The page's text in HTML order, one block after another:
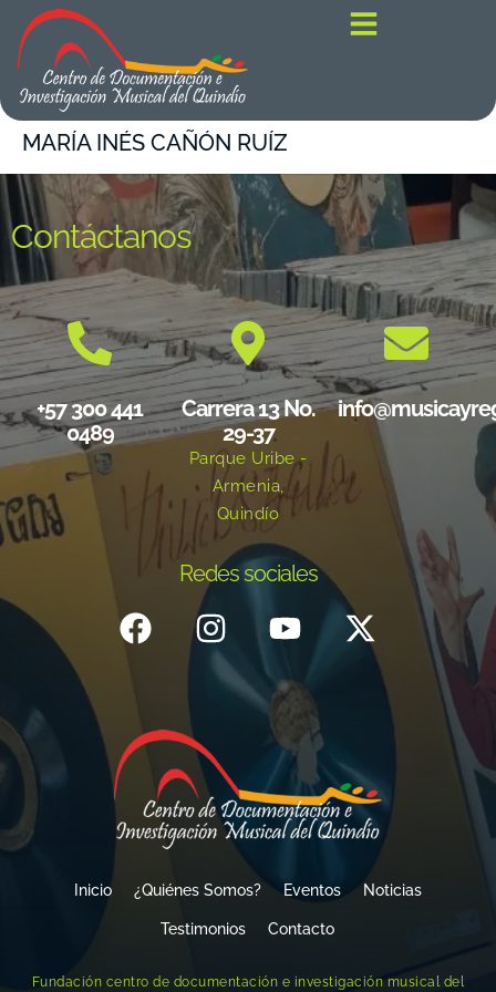
contenido
MARÍA INÉS CAÑÓN RUÍZ
Contáctanos
+57 300 441
0489
Carrera 13 No.
29-37
Parque Uribe -
Armenia,
Quindío
Redes sociales
Inicio ¿Quiénes Somos? Eventos Noticias
Testimonios Contacto
Fundación centro de documentación e investigación musical del